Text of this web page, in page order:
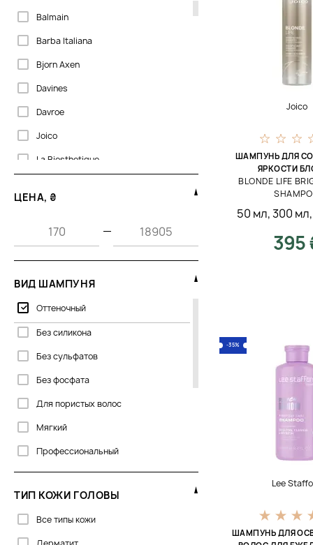
Balmain
Barba Italiana
Bjorn Axen
Davines
Davroe
Joico
La Biosthetique
Orising
T-Lab
ЦЕНА, ₴
—
ВИД ШАМПУНЯ
Оттеночный
Без силикона
Без сульфатов
Без фосфата
Для пористых волос
Мягкий
Профессиональный
С кератином
Сухой
Твердый
ТИП КОЖИ ГОЛОВЫ
Все типы кожи
Joico
ШАМПУНЬ ДЛЯ
ЯРКОСТИ
BLONDE LIFE
50 мл,300 мл,
395
-35%
Lee
ШАМПУНЬ ДЛЯ